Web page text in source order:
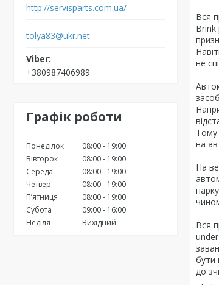
http://servisparts.com.ua/
tolya83@ukr.net
+380987406989
Графік роботи
Понеділок 08:00
19:00
Вівторок
08:00
19:00
Середа
08:00
19:00
Четвер
08:00
19:00
Пʼятниця
08:00
19:00
Субота
09:00
16:00
Неділя
Вихідний
Вся
Brink
не
Тому
на
На
Вся
бути
до